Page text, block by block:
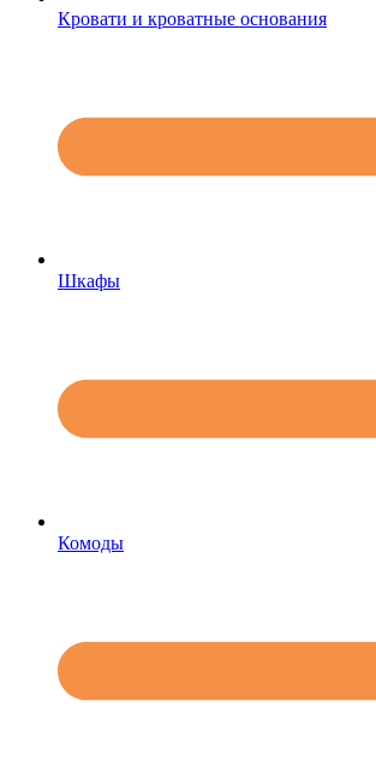
Кровати и кроватные основания
Шкафы
Комоды